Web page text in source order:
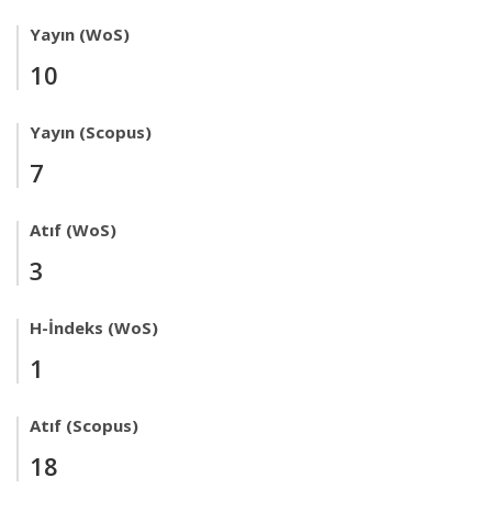
Yayın (WoS)
10
Yayın (Scopus)
7
Atıf (WoS)
3
H-İndeks (WoS)
1
Atıf (Scopus)
18